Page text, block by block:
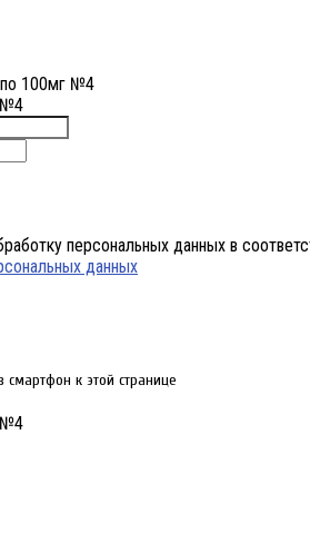
№4
персональных данных в
данных
смартфон к этой странице
№4